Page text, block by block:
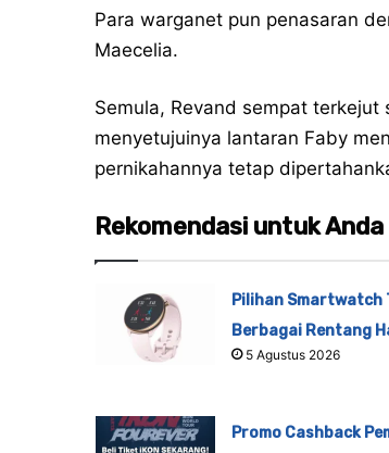
Para warganet pun penasaran
Maecelia.
Semula, Revand sempat
menyetujuinya lantaran Faby
pernikahannya tetap
Rekomendasi untuk Anda
Pilihan Smartwatch
Berbagai Rentang
5 Agustus 2026
Promo Cashback